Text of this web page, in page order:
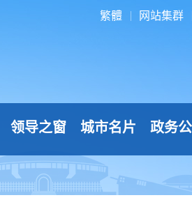
繁體 网站集群
领导之窗 城市名片 政务